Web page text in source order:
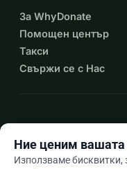
За WhyDonate
Помощен център
Такси
Свържи се с Нас
Ние ценим вашата
Използваме